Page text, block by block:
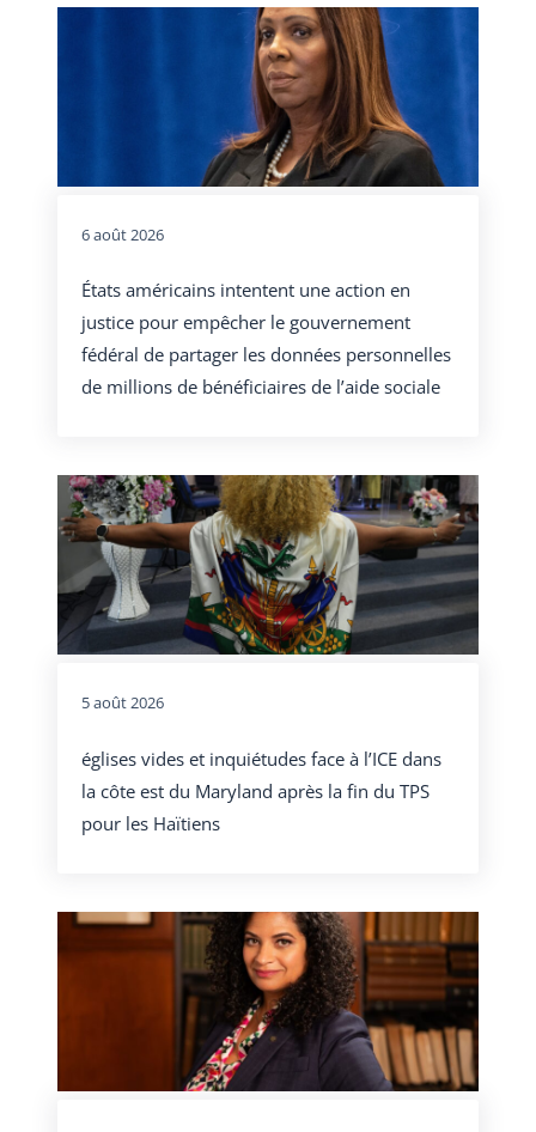
6 août 2026
États américains intentent une action en
justice pour empêcher le gouvernement
fédéral de partager les données personnelles
de millions de bénéficiaires de l’aide sociale
5 août 2026
églises vides et inquiétudes face à l’ICE dans
la côte est du Maryland après la fin du TPS
pour les Haïtiens